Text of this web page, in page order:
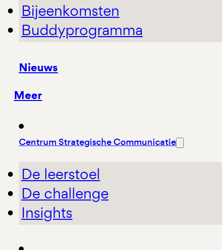
Bijeenkomsten
Buddyprogramma
Nieuws
Meer
Centrum Strategische Communicatie
De leerstoel
De challenge
Insights